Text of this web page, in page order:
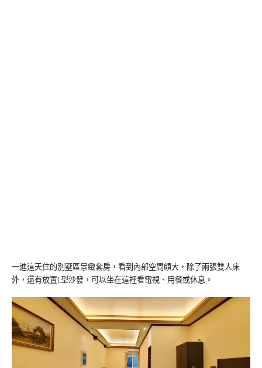
一進這天住的別墅區景緻套房，看到內部空間頗大，除了兩張雙人床
外，還有放置L型沙發，可以坐在這裡看電視、用餐或休息。